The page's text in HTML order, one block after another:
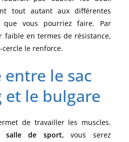
tout autant aux différentes
que vous pourriez faire. Par
en termes de résistance,
le renforce.
le sac
et le bulgare
de travailler les muscles.
salle de sport, vous serez